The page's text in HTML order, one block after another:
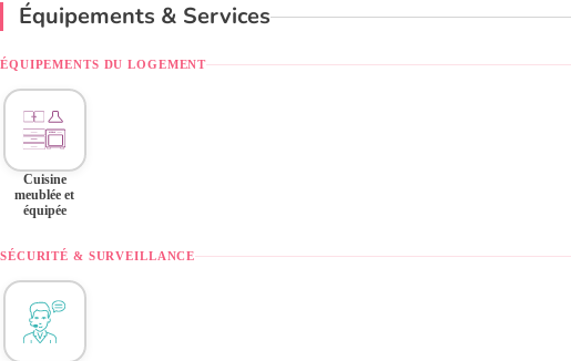
Équipements & Services
ÉQUIPEMENTS DU LOGEMENT
Cuisine
meublée et
équipée
SÉCURITÉ & SURVEILLANCE